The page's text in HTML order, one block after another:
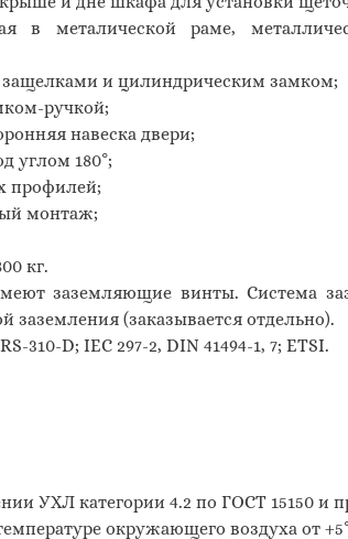
в металической раме,
и цилиндрическим замком;
ручкой;
навеска двери;
углом 180°;
профилей;
монтаж;
кг.
заземляющие винты. Система
(заказывается отдельно).
RS-310-D; IEC 297-2, DIN 41494-1, 7; ETSI.
УХЛ категории 4.2 по ГОСТ 15150 и
окружающего воздуха от